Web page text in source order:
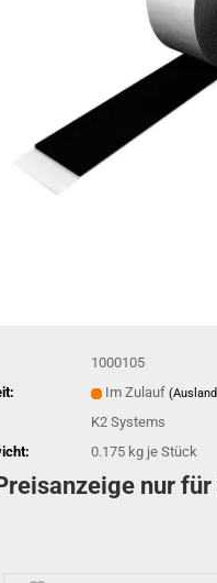
1000105
Im Zulauf
K2 Systems
0.175 kg je Stück
nur